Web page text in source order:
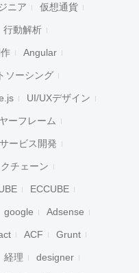
ニア 仮想通貨
行動解析
Angular
ソーシング
UI/UXデザイン
ーフレーム
サービス開発
チェーン
ECCUBE
google Adsense
ACF Grunt
経理 designer